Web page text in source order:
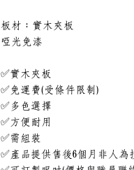
板材：實木夾板
啞光免漆
✅實木夾板
✅免運費(受條件限制)
✅多色選擇
✅方便耐用
✅需組裝
✅產品提供售後6個月非人